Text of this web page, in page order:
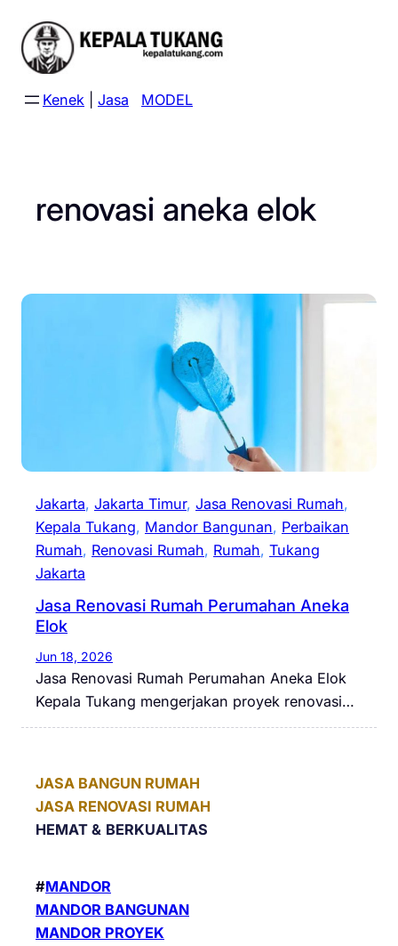
content
Kenek Jasa MODEL
renovasi aneka elok
Jakarta, Jakarta Timur, Jasa Renovasi Rumah
Kepala Tukang, Mandor Bangunan, Perbaikan
Rumah, Renovasi Rumah, Rumah, Tukang
Jakarta
Jasa Renovasi Rumah Perumahan Aneka
Elok
Jun 18, 2026
Jasa Renovasi Rumah Perumahan Aneka Elok
Kepala Tukang mengerjakan proyek renovasi…
JASA BANGUN RUMAH
JASA RENOVASI RUMAH
HEMAT & BERKUALITAS
#MANDOR
MANDOR BANGUNAN
MANDOR PROYEK